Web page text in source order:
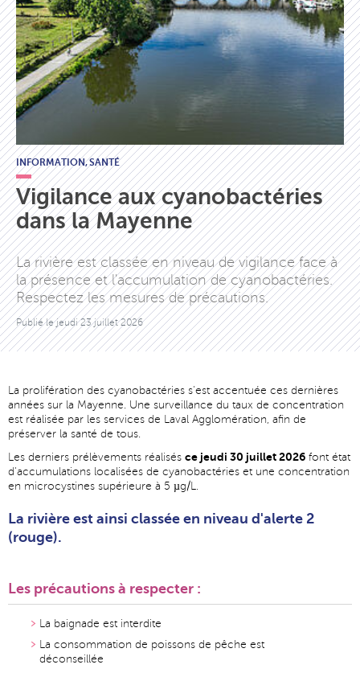
INFORMATION,SANTÉ
Vigilance aux cyanobactéries
dans la Mayenne
La rivière est classée en niveau de vigilance face à
la présence et l'accumulation de cyanobactéries.
Respectez les mesures de précautions.
Publié lejeudi 23 juillet 2026
La prolifération des cyanobactéries s'est accentuée ces dernières
années sur la Mayenne. Une surveillance du taux de concentration
est réalisée par les services de Laval Agglomération, afin de
préserver la santé de tous.
Les derniers prélèvements réalisés ce jeudi 30 juillet 2026 font état
d'accumulations localisées de cyanobactéries et une concentration
en microcystines supérieure à 5 µg/L.
La rivière est ainsi classée en niveau d'alerte 2
(rouge).
Les précautions à respecter :
La baignade est interdite
La consommation de poissons de pêche est
déconseillée